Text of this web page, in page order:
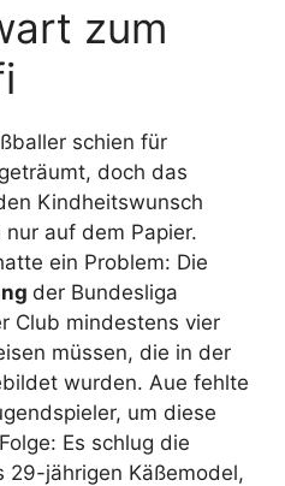
zum
schien für
doch das
Kindheitswunsch
auf dem Papier.
ein Problem: Die
der Bundesliga
Club mindestens vier
müssen, die in der
wurden. Aue fehlte
um diese
Es schlug die
29-jährigen Käßemodel,